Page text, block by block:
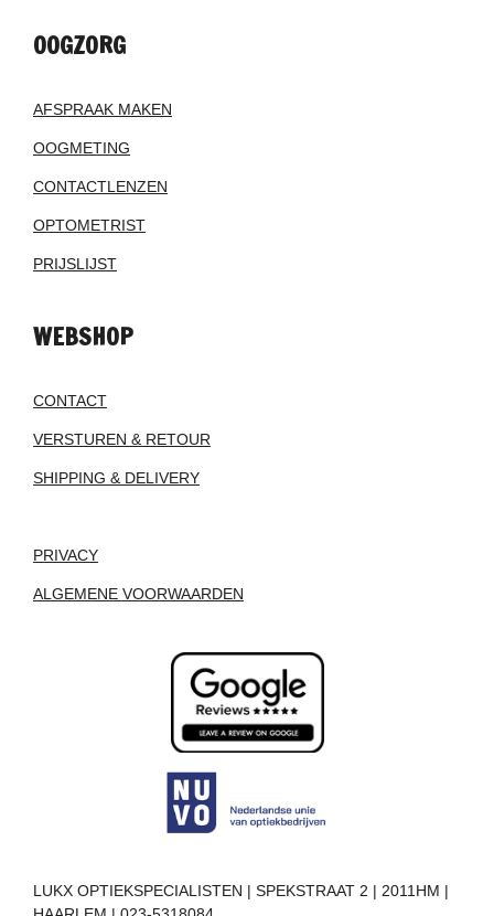
OOGZORG
AFSPRAAK MAKEN
OOGMETING
CONTACTLENZEN
OPTOMETRIST
PRIJSLIJST
WEBSHOP
CONTACT
VERSTUREN & RETOUR
SHIPPING & DELIVERY
PRIVACY
ALGEMENE VOORWAARDEN
LUKX OPTIEKSPECIALISTEN | SPEKSTRAAT 2 | 2011HM |